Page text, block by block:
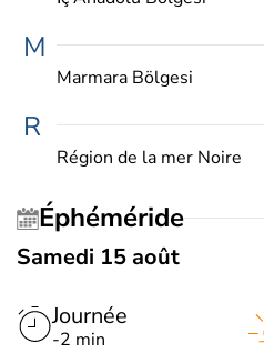
M
Marmara Bölgesi
R
Région de la mer Noire
Éphéméride
Samedi 15 août
Journée
-2 min